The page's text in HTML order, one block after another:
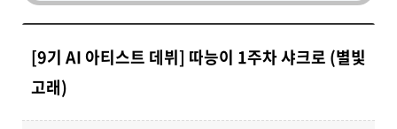
[9기 AI 아티스트 데뷔] 따능이 1주차 샤크로 (별빛
고래)